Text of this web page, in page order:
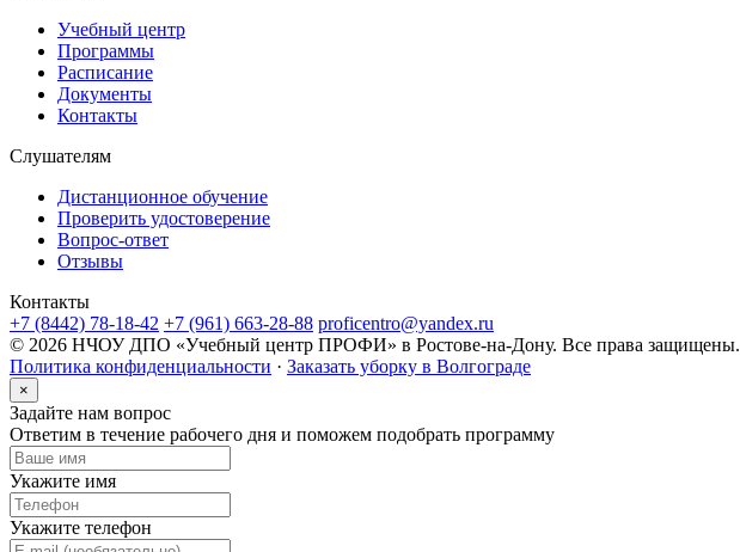
Учебный центр
Программы
Расписание
Документы
Контакты
Слушателям
Дистанционное обучение
Проверить удостоверение
Вопрос-ответ
Отзывы
Контакты
+7 (8442) 78-18-42 +7 (961) 663-28-88 proficentro@yandex.ru
© 2026 НЧОУ ДПО «Учебный центр ПРОФИ» в Ростове-на-Дону. Все права защищены.
Политика конфиденциальности · Заказать уборку в Волгограде
×
Задайте нам вопрос
Ответим в течение рабочего дня и поможем подобрать программу
Укажите имя
Укажите телефон